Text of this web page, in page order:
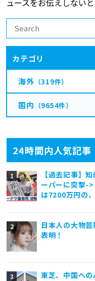
24時間内人気記事
【過去記事】
ーパーに突撃-
は7200万円の、
日本人の大物
表明！
東芝、中国へ
カテゴリ
海外 （319件）
国内 （9654件）